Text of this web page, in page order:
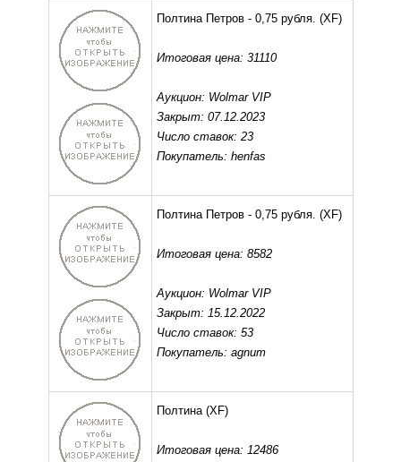
Полтина Петров - 0,75 рубля. (XF)
Итоговая цена: 31110
Аукцион: Wolmar VIP
Закрыт: 07.12.2023
Число ставок: 23
Покупатель: henfas
Полтина Петров - 0,75 рубля. (XF)
Итоговая цена: 8582
Аукцион: Wolmar VIP
Закрыт: 15.12.2022
Число ставок: 53
Покупатель: agnum
Полтина(XF)
Итоговая цена: 12486